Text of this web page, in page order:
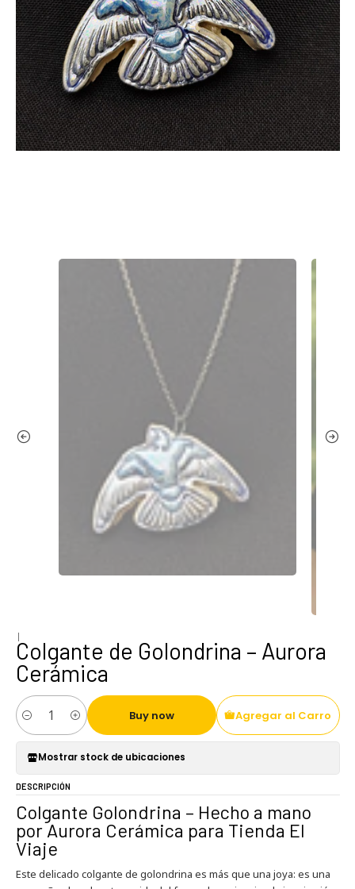
|
Colgante de Golondrina – Aurora
Cerámica
Cantidad Agregar al Carro
Buy now
Mostrar stock de ubicaciones
DESCRIPCIÓN
Colgante Golondrina – Hecho a mano
por Aurora Cerámica para Tienda El
Viaje
Este delicado colgante de golondrina es más que una joya: es una